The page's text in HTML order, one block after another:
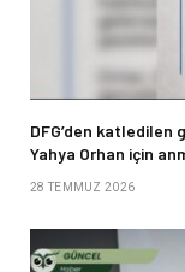
DFG’den
Yahya Orhan için
28 TEMMUZ 2026